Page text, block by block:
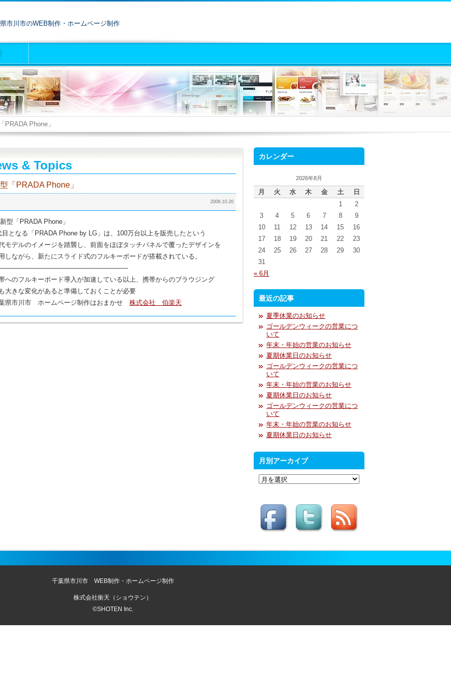
市川市のWEB制作・ホームページ制作
PRADA Phone」
& Topics
「PRADA Phone」
2008.10.20
目となる「PRADA Phone by LG」は、100万台以上を販売したという
モデルのイメージを踏襲し、前面をほぼタッチパネルで覆ったデザインを
しながら、新たにスライド式のフルキーボードが搭載されている。
へのフルキーボード導入が加速している以上、携帯からのブラウジング
大きな変化があると準備しておくことが必要
県市川市 ホームページ制作はおまかせ 株式会社 伯楽天
カレンダー
2026年8月
月 火 水 木 金 土
日
1
2
3
4 5 6 7 8
9
10
11 12 13 14 15
16
17
18 19 20 21 22
23
24
25 26 27 28 29
30
31
« 6月
最近の記事
夏季休業のお知らせ
ゴールデンウィークの営業につ
いて
年末・年始の営業のお知らせ
夏期休業日のお知らせ
ゴールデンウィークの営業につ
いて
年末・年始の営業のお知らせ
夏期休業日のお知らせ
ゴールデンウィークの営業につ
いて
年末・年始の営業のお知らせ
夏期休業日のお知らせ
月別アーカイブ
ブ
千葉県市川市 WEB制作・ホームページ制作
株式会社衝天（ショウテン）
©SHOTEN Inc.